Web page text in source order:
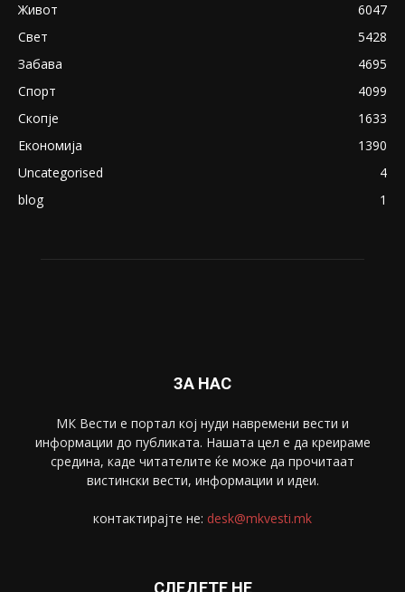
Живот
6047
Свет
5428
Забава
4695
Спорт
4099
Скопје
1633
Економија
1390
Uncategorised
4
blog
1
ЗА НАС
МК Вести е портал коj нуди навремени вести и
информации до публиката. Нашата цел е да креираме
средина, каде читателите ќе може да прочитаат
вистински вести, информации и идеи.
контактирајте не: desk@mkvesti.mk
СЛЕДЕТЕ НЕ